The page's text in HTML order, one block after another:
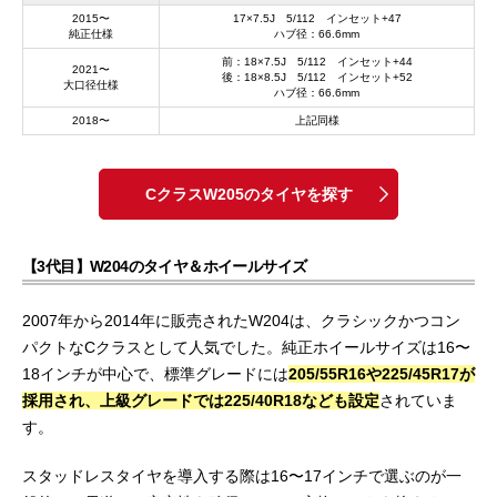
2015〜
純正仕様
17×7.5J 5/112 インセット+47
ハブ径：66.6mm
2021〜
大口径仕様
前：18×7.5J 5/112 インセット+44
後：18×8.5J 5/112 インセット+52
ハブ径：66.6mm
2018〜 上記同様
CクラスW205のタイヤを探す
【3代目】W204のタイヤ＆ホイールサイズ
2007年から2014年に販売されたW204は、クラシックかつコン
パクトなCクラスとして人気でした。純正ホイールサイズは16〜
18インチが中心で、標準グレードには205/55R16や225/45R17が
採用され、上級グレードでは225/40R18なども設定されていま
す。
スタッドレスタイヤを導入する際は16〜17インチで選ぶのが一